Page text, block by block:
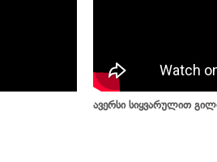
ავერსი სიყვარულით